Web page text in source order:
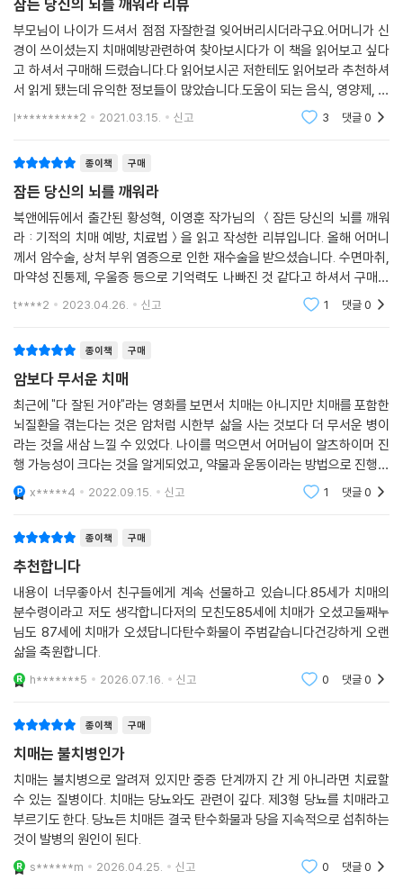
잠든 당신의 뇌를 깨워라 리뷰
부모님이 나이가 드셔서 점점 자잘한걸 잊어버리시더라구요.어머니가 신
경이 쓰이셨는지 치매예방관련하여 찾아보시다가 이 책을 읽어보고 싶다
고 하셔서 구매해 드렸습니다.다 읽어보시곤 저한테도 읽어보라 추천하셔
서 읽게 됐는데 유익한 정보들이 많았습니다.도움이 되는 음식, 영양제, 치
매를 예방하는 습관등 .. 저희 부모님 건강 챙기는것과 함께 도움이되는 지
l**********2 2021.03.15. 신고 3 댓글0
종이책 구매
잠든 당신의 뇌를 깨워라
북앤에듀에서 출간된 황성혁, 이영훈 작가님의 ＜잠든 당신의 뇌를 깨워
라 : 기적의 치매 예방, 치료법＞을 읽고 작성한 리뷰입니다. 올해 어머니
께서 암수술, 상처 부위 염증으로 인한 재수술을 받으셨습니다. 수면마취,
마약성 진통제, 우울증 등으로 기억력도 나빠진 것 같다고 하셔서 구매했
습니다. 어머니께서 도움이 되셨다고 하셨습니다.. 나이 든 부모님이 계시
t****2 2023.04.26. 신고 1 댓글0
종이책 구매
암보다 무서운 치매
최근에 "다 잘된 거야"라는 영화를 보면서 치매는 아니지만 치매를 포함한
뇌질환을 겪는다는 것은 암처럼 시한부 삶을 사는 것보다 더 무서운 병이
라는 것을 새삼 느낄 수 있었다. 나이를 먹으면서 어머님이 알츠하이머 진
행 가능성이 크다는 것을 알게되었고, 약물과 운동이라는 방법으로 진행을
더듸게하려고 노력하고 있지만, 언젠가는 그 진행이 빨라질 것이라는 것을
알기에 너무
x*****4 2022.09.15. 신고 1 댓글0
종이책 구매
추천합니다
내용이 너무좋아서 친구들에게 계속 선물하고 있습니다.85세가 치매의
분수령이라고 저도 생각합니다저의 모친도85세에 치매가 오셨고둘째누
님도 87세에 치매가 오셨답니다탄수화물이 주범같습니다건강하게 오랜
삶을 축원합니다.
h*******5 2026.07.16. 신고 0 댓글0
종이책 구매
치매는 불치병인가
치매는 불치병으로 알려져 있지만 중증 단계까지 간 게 아니라면 치료할
수 있는 질병이다. 치매는 당뇨와도 관련이 깊다. 제3형 당뇨를 치매라고
부르기도 한다. 당뇨든 치매든 결국 탄수화물과 당을 지속적으로 섭취하는
것이 발병의 원인이 된다.
s******m 2026.04.25. 신고 0 댓글0